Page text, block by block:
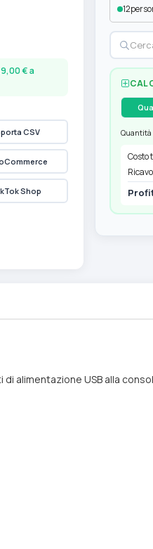
€ a
CSV
Shop
12
Quantità
Costo
alimentazione USB alla